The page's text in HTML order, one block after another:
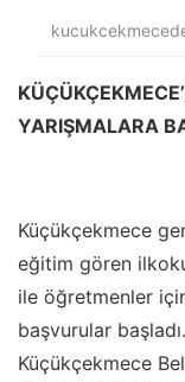
YARIŞMALARA
Küçükçekmece
eğitim gören
ile öğretmenler
başvurular
Küçükçekmece